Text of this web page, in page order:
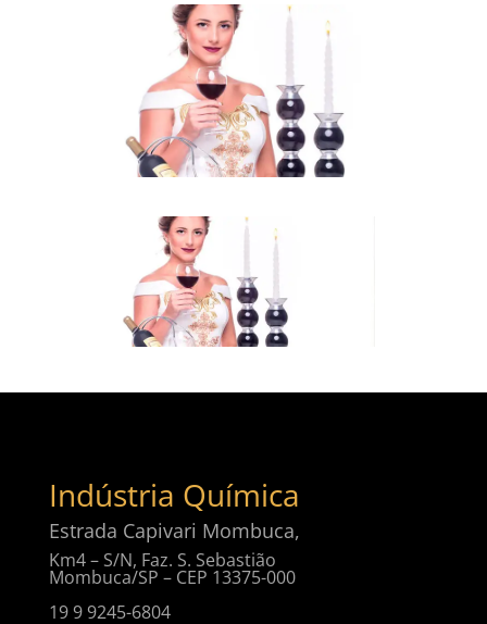
Indústria Química
Estrada Capivari Mombuca,
Km4 – S/N, Faz. S. Sebastião
Mombuca/SP – CEP 13375-000
19 9 9245-6804